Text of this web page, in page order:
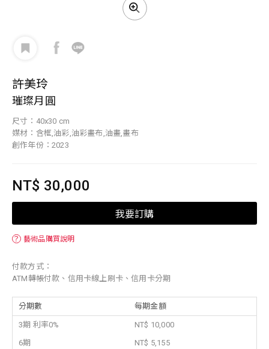
許美玲
璀璨月圓
尺寸：40x30 cm
媒材：含框,油彩,油彩畫布,油畫,畫布
創作年份：2023
NT$ 30,000
我要訂購
？ 藝術品購買說明
付款方式：
ATM轉帳付款、信用卡線上刷卡、信用卡分期
分期數 每期金額
3期 利率0%
NT$ 10,000
6期
NT$ 5,155